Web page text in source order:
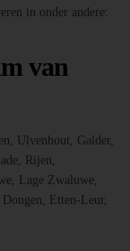
in onder andere:
van
Ulvenhout, Galder,
Rijen,
Lage Zwaluwe,
Etten-Leur,